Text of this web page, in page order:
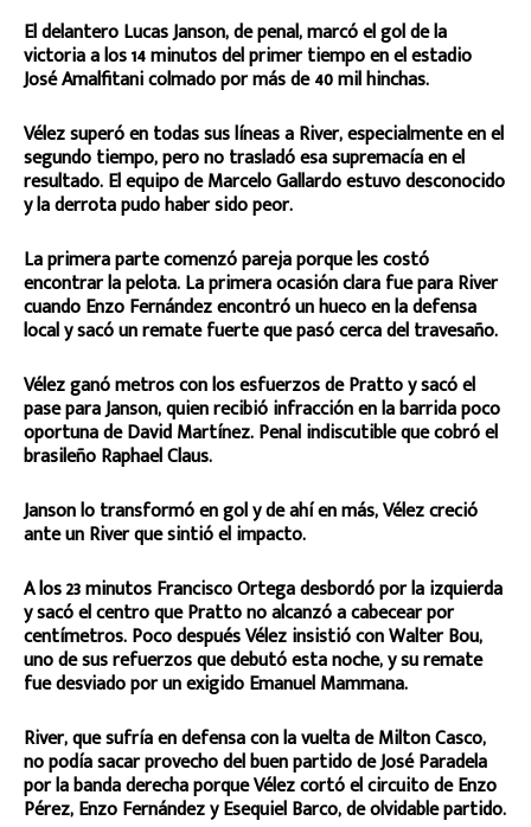
El delantero Lucas Janson, de penal, marcó el gol de la
victoria a los 14 minutos del primer tiempo en el estadio
José Amalfitani colmado por más de 40 mil hinchas.
Vélez superó en todas sus líneas a River, especialmente en el
segundo tiempo, pero no trasladó esa supremacía en el
resultado. El equipo de Marcelo Gallardo estuvo desconocido
y la derrota pudo haber sido peor.
La primera parte comenzó pareja porque les costó
encontrar la pelota. La primera ocasión clara fue para River
cuando Enzo Fernández encontró un hueco en la defensa
local y sacó un remate fuerte que pasó cerca del travesaño.
Vélez ganó metros con los esfuerzos de Pratto y sacó el
pase para Janson, quien recibió infracción en la barrida poco
oportuna de David Martínez. Penal indiscutible que cobró el
brasileño Raphael Claus.
Janson lo transformó en gol y de ahí en más, Vélez creció
ante un River que sintió el impacto.
A los 23 minutos Francisco Ortega desbordó por la izquierda
y sacó el centro que Pratto no alcanzó a cabecear por
centímetros. Poco después Vélez insistió con Walter Bou,
uno de sus refuerzos que debutó esta noche, y su remate
fue desviado por un exigido Emanuel Mammana.
River, que sufría en defensa con la vuelta de Milton Casco,
no podía sacar provecho del buen partido de José Paradela
por la banda derecha porque Vélez cortó el circuito de Enzo
Pérez, Enzo Fernández y Esequiel Barco, de olvidable partido.